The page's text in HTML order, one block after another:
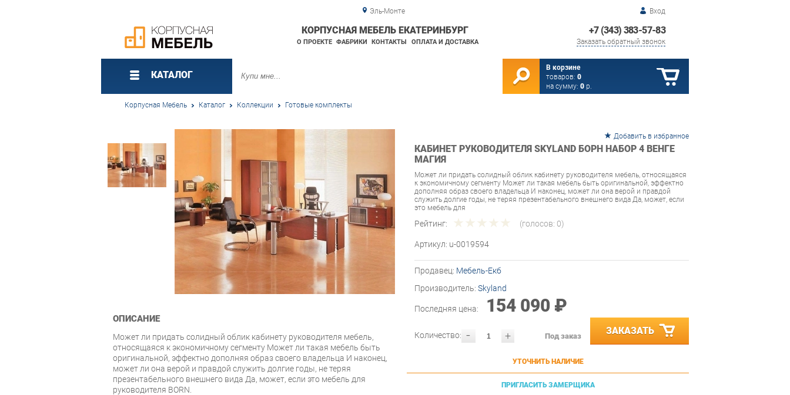
Эль-Монте Вход
+7 (343) 383-57-83
Заказать обратный звонок
КОРПУСНАЯ МЕБЕЛЬ ЕКАТЕРИНБУРГ
О ПРОЕКТЕ ФАБРИКИ КОНТАКТЫ ОПЛАТА И ДОСТАВКА
КАТАЛОГ
В корзине
товаров: 0
на сумму: 0 р.
Корпусная Мебель Каталог Коллекции Готовые комплекты
Добавить в избранное
КАБИНЕТ РУКОВОДИТЕЛЯ SKYLAND БОРН НАБОР 4 ВЕНГЕ
МАГИЯ
Может ли придать солидный облик кабинету руководителя мебель, относящаяся
к экономичному сегменту Может ли такая мебель быть оригинальной, эффектно
дополняя образ своего владельца И наконец, может ли она верой и правдой
служить долгие годы, не теряя презентабельного внешнего вида Да, может, если
это мебель для
Рейтинг: (голосов: 0)
Артикул: u-0019594
Продавец: Мебель-Екб
Производитель: Skyland
Последняя цена: 154 090 ₽
- +
Количество: Под заказ ЗАКАЗАТЬ
УТОЧНИТЬ НАЛИЧИЕ
ПРИГЛАСИТЬ ЗАМЕРЩИКА
ОПИСАНИЕ
Может ли придать солидный облик кабинету руководителя мебель,
относящаяся к экономичному сегменту Может ли такая мебель быть
оригинальной, эффектно дополняя образ своего владельца И наконец,
может ли она верой и правдой служить долгие годы, не теряя
презентабельного внешнего вида Да, может, если это мебель для
руководителя BORN.